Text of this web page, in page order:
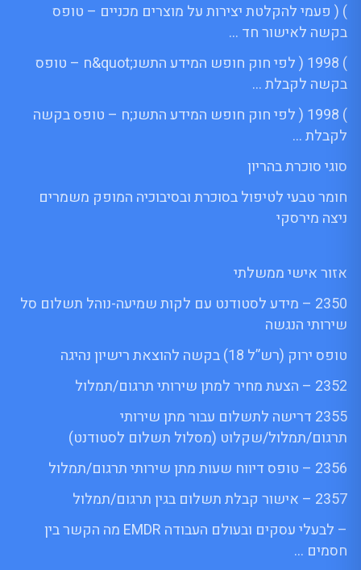
) ( פעמי להקלטת יצירות על מוצרים מכניים – טופס
בקשה לאישור חד …
) 1998 ( לפי חוק חופש המידע התשנ;quot&ח – טופס
בקשה לקבלת …
) 1998 ( לפי חוק חופש המידע התשנ;ח – טופס בקשה
לקבלת …
סוגי סוכרת בהריון
חומר טבעי לטיפול בסוכרת ובסיבוכיה המופק משמרים
ניצה מירסקי
אזור אישי ממשלתי
2350 – מידע לסטודנט עם לקות שמיעה-נוהל תשלום סל
שירותי הנגשה
טופס ירוק (רש”ל 18) בקשה להוצאת רישיון נהיגה
2352 – הצעת מחיר למתן שירותי תרגום/תמלול
2355 דרישה לתשלום עבור מתן שירותי
תרגום/תמלול/שקלוט (מסלול תשלום לסטודנט)
2356 – טופס דיווח שעות מתן שירותי תרגום/תמלול
2357 – אישור קבלת תשלום בגין תרגום/תמלול
– לבעלי עסקים ובעולם העבודה EMDR מה הקשר בין
חסמים …